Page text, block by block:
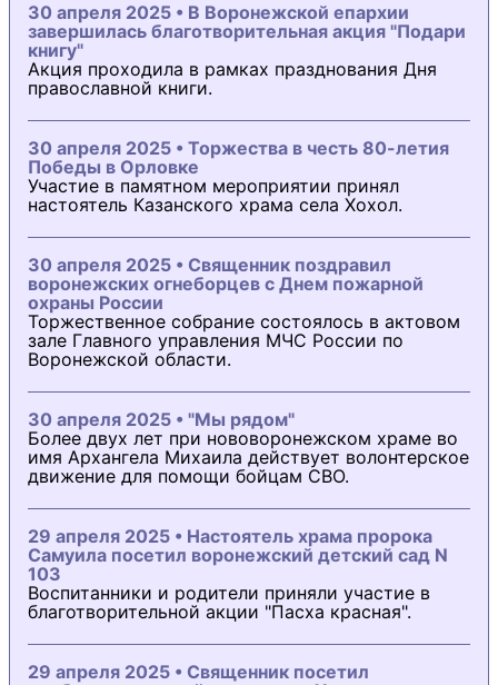
30 апреля 2025 • В Воронежской епархии
завершилась благотворительная акция "Подари
книгу"
Акция проходила в рамках празднования Дня
православной книги.
30 апреля 2025 • Торжества в честь 80-летия
Победы в Орловке
Участие в памятном мероприятии принял
настоятель Казанского храма села Хохол.
30 апреля 2025 • Священник поздравил
воронежских огнеборцев с Днем пожарной
охраны России
Торжественное собрание состоялось в актовом
зале Главного управления МЧС России по
Воронежской области.
30 апреля 2025 • "Мы рядом"
Более двух лет при нововоронежском храме во
имя Архангела Михаила действует волонтерское
движение для помощи бойцам СВО.
29 апреля 2025 • Настоятель храма пророка
Самуила посетил воронежский детский сад N
103
Воспитанники и родители приняли участие в
благотворительной акции "Пасха красная".
29 апреля 2025 • Священник посетил